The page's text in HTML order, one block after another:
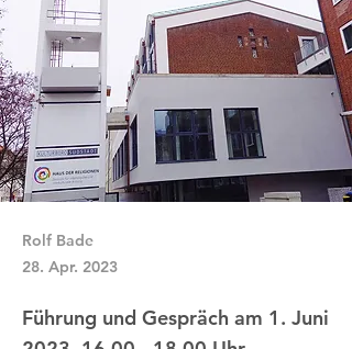
Rolf Bade
28. Apr. 2023
Führung und Gespräch am 1. Juni